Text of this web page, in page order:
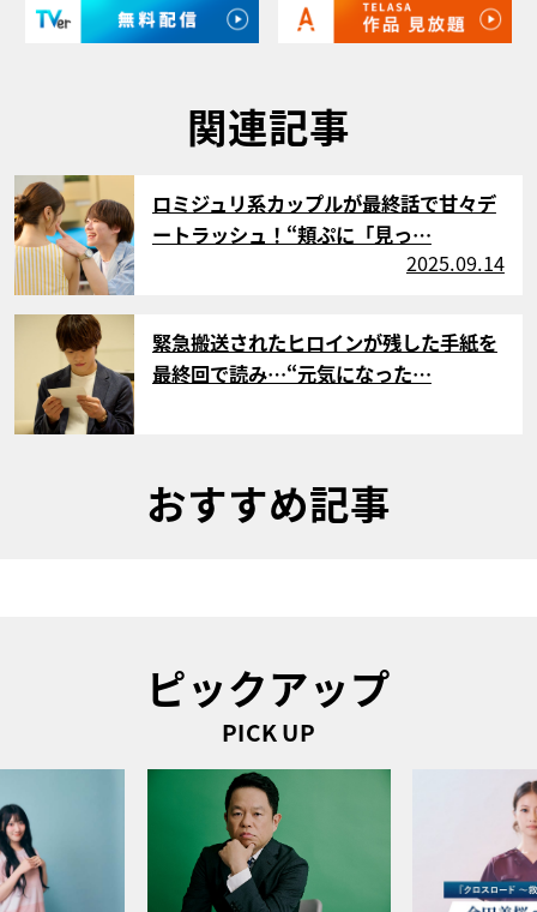
関連記事
サムネイル
ロミジュリ系カップルが最終話で甘々デ
ートラッシュ！“頬ぷに「見っ…
2025.09.14
サムネイル
緊急搬送されたヒロインが残した手紙を
最終回で読み…“元気になった…
おすすめ記事
ピックアップ
PICK UP